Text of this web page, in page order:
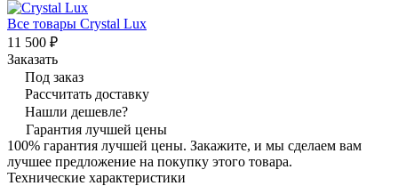
Все товары Crystal Lux
11 500 ₽
Заказать
Под заказ
Рассчитать доставку
Нашли дешевле?
Гарантия лучшей цены
100% гарантия лучшей цены. Закажите, и мы сделаем вам
лучшее предложение на покупку этого товара.
Технические характеристики